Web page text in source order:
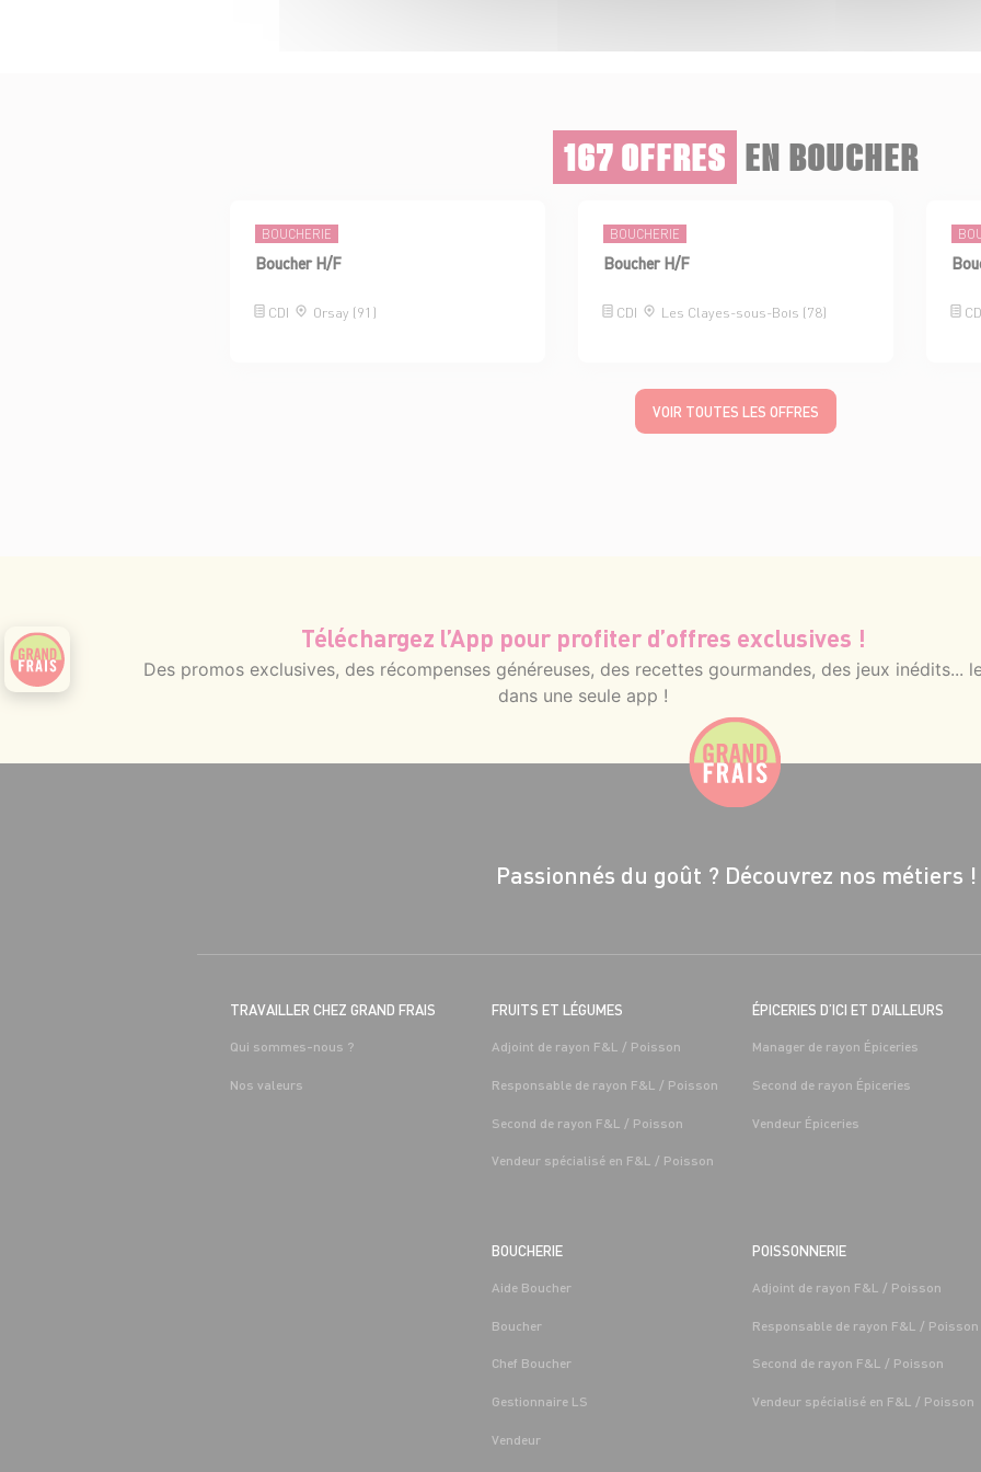
167 OFFRES EN BOUCHER
BOUCHERIE
Boucher H/F
CDI Orsay (91)
BOUCHERIE
Boucher H/F
CDI Les Clayes-sous-Bois (78)
VOIR TOUTES LES OFFRES
Téléchargez l’App pour profiter d’offres exclusives !
Des promos exclusives, des récompenses généreuses, des recettes gourmandes, des jeux inédits...
dans une seule app !
Passionnés du goût ? Découvrez nos métiers !
TRAVAILLER CHEZ GRAND FRAIS
Qui sommes-nous ?
Nos valeurs
FRUITS ET LÉGUMES
Adjoint de rayon F&L / Poisson
Responsable de rayon F&L / Poisson
Second de rayon F&L / Poisson
Vendeur spécialisé en F&L / Poisson
ÉPICERIES D’ICI ET D’AILLEURS
Manager de rayon Épiceries
Second de rayon Épiceries
Vendeur Épiceries
BOUCHERIE
Aide Boucher
Boucher
Chef Boucher
Gestionnaire LS
Vendeur
POISSONNERIE
Adjoint de rayon F&L / Poisson
Responsable de rayon F&L / Poisson
Second de rayon F&L / Poisson
Vendeur spécialisé en F&L / Poisson